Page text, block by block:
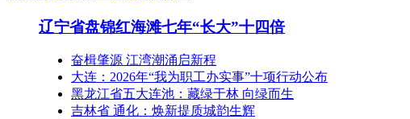
辽宁省盘锦红海滩七年“长大”十四倍
奋楫肇源 江湾潮涌启新程
大连：2026年“我为职工办实事”十项行动公布
黑龙江省五大连池：藏绿于林 向绿而生
吉林省 通化：焕新提质城韵生辉